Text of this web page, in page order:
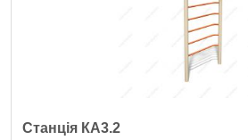
Станція КА3.2